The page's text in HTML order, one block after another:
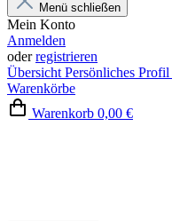
Menü schließen
Mein Konto
Anmelden
oderregistrieren
Übersicht Persönliches Profil
Warenkörbe
Warenkorb 0,00 €